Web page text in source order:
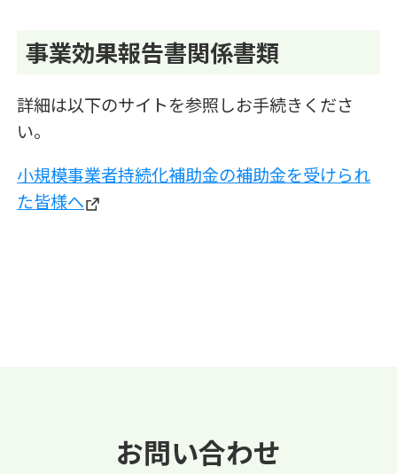
事業効果報告書関係書類
詳細は以下のサイトを参照しお手続きくださ
い。
小規模事業者持続化補助金の補助金を受けられ
た皆様へ
お問い合わせ